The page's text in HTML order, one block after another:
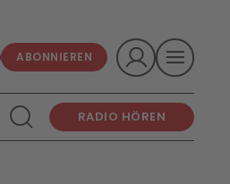
ABONNIEREN
RADIO HÖREN